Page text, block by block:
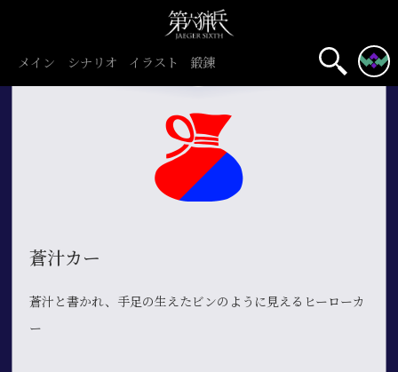
メイン シナリオ イラスト 鍛錬
蒼汁カー
蒼汁と書かれ、手足の生えたビンのように見えるヒーローカ
ー